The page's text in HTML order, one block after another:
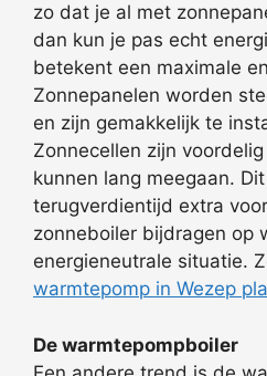
zo dat je al met
dan kun je pas echt
betekent een maximale
Zonnepanelen worden
en zijn gemakkelijk te
Zonnecellen zijn
kunnen lang meegaan.
terugverdientijd extra
zonneboiler bijdragen op
energieneutrale situatie.
warmtepomp in Wezep
De warmtepompboiler